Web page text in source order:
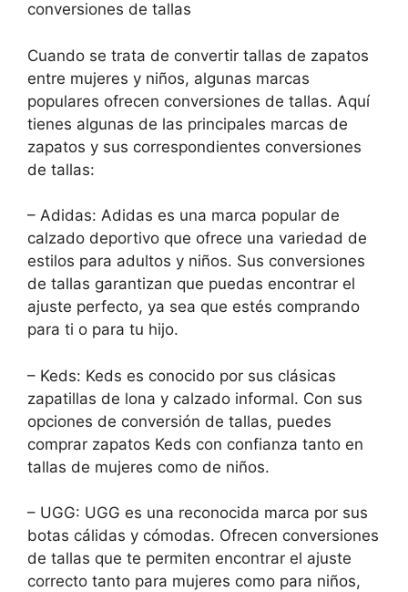
conversiones de tallas
Cuando se trata de convertir tallas de zapatos
entre mujeres y niños, algunas marcas
populares ofrecen conversiones de tallas. Aquí
tienes algunas de las principales marcas de
zapatos y sus correspondientes conversiones
de tallas:
– Adidas: Adidas es una marca popular de
calzado deportivo que ofrece una variedad de
estilos para adultos y niños. Sus conversiones
de tallas garantizan que puedas encontrar el
ajuste perfecto, ya sea que estés comprando
para ti o para tu hijo.
– Keds: Keds es conocido por sus clásicas
zapatillas de lona y calzado informal. Con sus
opciones de conversión de tallas, puedes
comprar zapatos Keds con confianza tanto en
tallas de mujeres como de niños.
– UGG: UGG es una reconocida marca por sus
botas cálidas y cómodas. Ofrecen conversiones
de tallas que te permiten encontrar el ajuste
correcto tanto para mujeres como para niños,